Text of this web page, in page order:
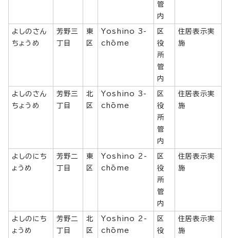
管
内
よしのさん
ちょうめ
芳野三
丁目
東
区
Yoshino 3-
chōme
区
役
所
管
内
住居表示実
施
よしのさん
ちょうめ
芳野三
丁目
北
区
Yoshino 3-
chōme
区
役
所
管
内
住居表示実
施
よしのにち
ょうめ
芳野二
丁目
東
区
Yoshino 2-
chōme
区
役
所
管
内
住居表示実
施
よしのにち
ょうめ
芳野二
丁目
北
区
Yoshino 2-
chōme
区
役
住居表示実
施